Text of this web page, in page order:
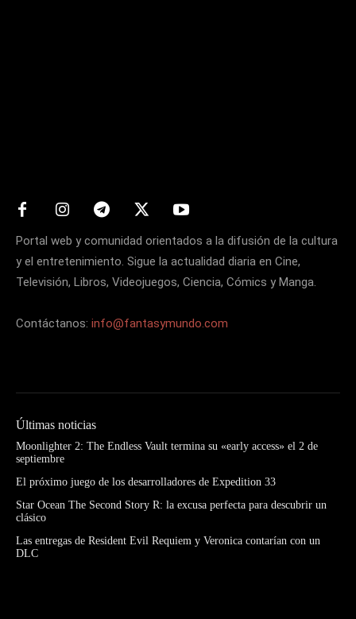
Portal web y comunidad orientados a la difusión de la cultura
y el entretenimiento. Sigue la actualidad diaria en Cine,
Televisión, Libros, Videojuegos, Ciencia, Cómics y Manga.
Contáctanos: info@fantasymundo.com
Últimas noticias
Moonlighter 2: The Endless Vault termina su «early access» el 2 de
septiembre
El próximo juego de los desarrolladores de Expedition 33
Star Ocean The Second Story R: la excusa perfecta para descubrir un
clásico
Las entregas de Resident Evil Requiem y Veronica contarían con un
DLC